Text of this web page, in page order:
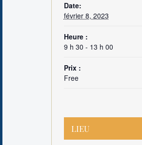
Date:
février 8, 2023
Heure :
9 h 30 - 13 h 00
Prix :
Free
LIEU